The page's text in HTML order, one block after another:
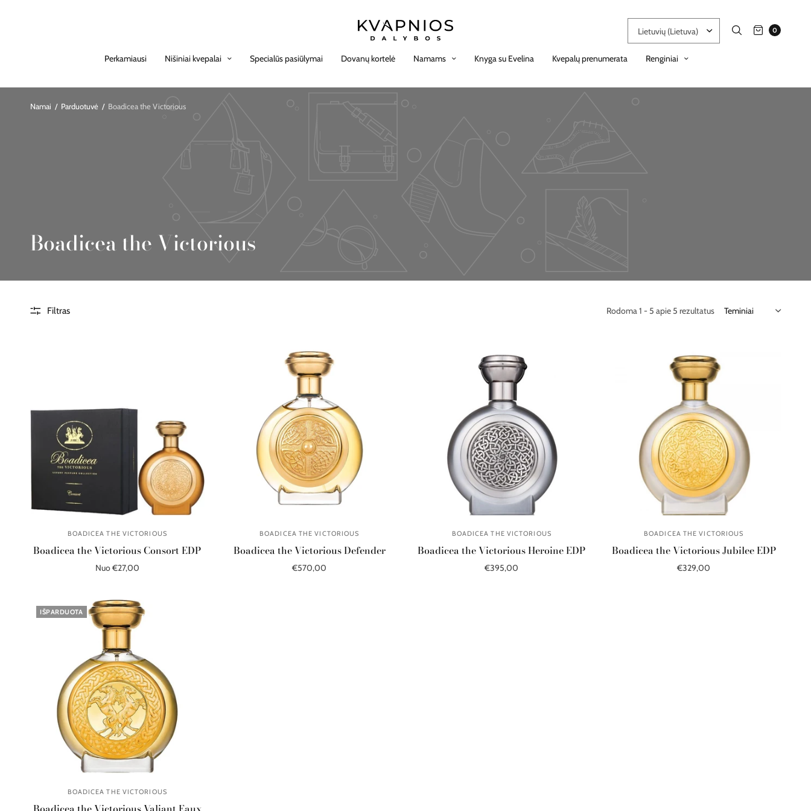
0
Perkamiausi Nišiniai kvepalai Specialūs pasiūlymai Dovanų kortelė Namams Knyga su Evelina Kvepalų prenumerata Renginiai
Namai / Parduotuvė / Boadicea the Victorious
Boadicea the Victorious
Filtras Rodoma 1 - 5 apie 5 rezultatus
BOADICEA THE VICTORIOUS
Boadicea the Victorious Consort EDP
Nuo €27,00
BOADICEA THE VICTORIOUS
Boadicea the Victorious Defender
€570,00
BOADICEA THE VICTORIOUS
Boadicea the Victorious Heroine EDP
€395,00
BOADICEA THE VICTORIOUS
Boadicea the Victorious Jubilee EDP
€329,00
IŠPARDUOTA
BOADICEA THE VICTORIOUS